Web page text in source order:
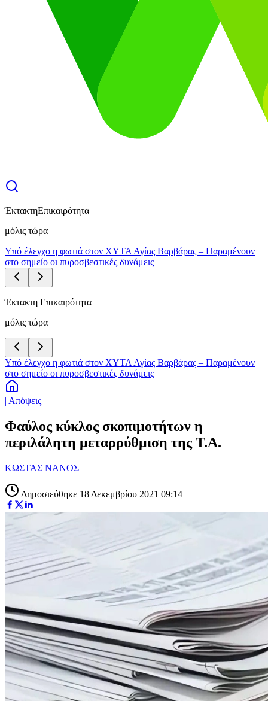
ΈκτακτηΕπικαιρότητα
μόλις τώρα
Υπό έλεγχο η φωτιά στον ΧΥΤΑ Αγίας Βαρβάρας – Παραμένουν
στο σημείο οι πυροσβεστικές δυνάμεις
Έκτακτη Επικαιρότητα
μόλις τώρα
Υπό έλεγχο η φωτιά στον ΧΥΤΑ Αγίας Βαρβάρας – Παραμένουν
στο σημείο οι πυροσβεστικές δυνάμεις
| Απόψεις
Φαύλος κύκλος σκοπιμοτήτων η
περιλάλητη μεταρρύθμιση της Τ.Α.
ΚΩΣΤΑΣ ΝΑΝΟΣ
Δημοσιεύθηκε 18 Δεκεμβρίου 2021 09:14